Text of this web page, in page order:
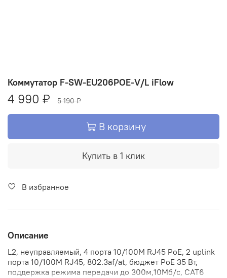
Коммутатор F-SW-EU206POE-V/L iFlow
4 990 ₽ 5 190 ₽
В корзину
Купить в 1 клик
В избранное
Описание
L2, неуправляемый, 4 порта 10/100M RJ45 PoE, 2 uplink
порта 10/100M RJ45, 802.3af/at, бюджет PoE 35 Вт,
поддержка режима передачи до 300м,10Мб/с, CAT6